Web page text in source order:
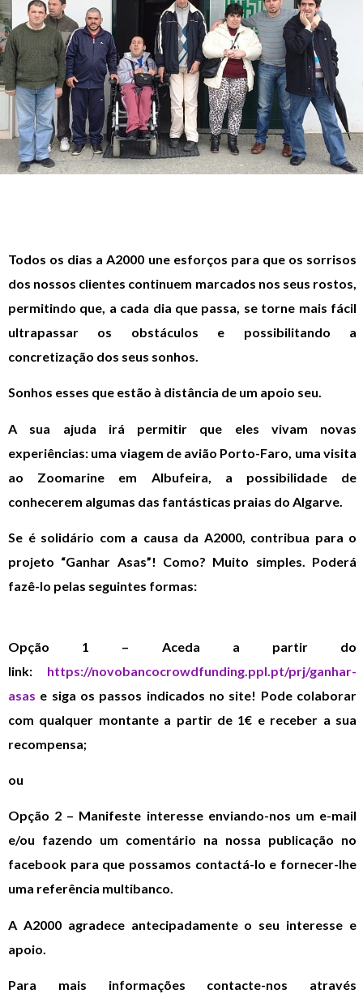
Todos os dias a A2000 une esforços para que os sorrisos
dos nossos clientes continuem marcados nos seus rostos,
permitindo que, a cada dia que passa, se torne mais fácil
ultrapassar os obstáculos e possibilitando a
concretização dos seus sonhos.
Sonhos esses que estão à distância de um apoio seu.
A sua ajuda irá permitir que eles vivam novas
experiências: uma viagem de avião Porto-Faro, uma visita
ao Zoomarine em Albufeira, a possibilidade de
conhecerem algumas das fantásticas praias do Algarve.
Se é solidário com a causa da A2000, contribua para o
projeto “Ganhar Asas”! Como? Muito simples. Poderá
fazê-lo pelas seguintes formas:
Opção 1 – Aceda a partir do
link: https://novobancocrowdfunding.ppl.pt/prj/ganhar-
asas e siga os passos indicados no site! Pode colaborar
com qualquer montante a partir de 1€ e receber a sua
recompensa;
ou
Opção 2 – Manifeste interesse enviando-nos um e-mail
e/ou fazendo um comentário na nossa publicação no
facebook para que possamos contactá-lo e fornecer-lhe
uma referência multibanco.
A A2000 agradece antecipadamente o seu interesse e
apoio.
Para mais informações contacte-nos através